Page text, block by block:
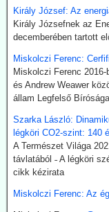
technológiáról” van
hatalmi struktúra
adatközpontjai
2026.07.17.
nyomtatóból?
nyomtatóval
ezt a technológiát
intelligencia (AI)
hajózás megbízható,
egy reaktormagból
tartályból áll, de
Király József: Az
Király Józsefnek az
decemberében tartott
Miskolczi Ferenc:
Miskolczi Ferenc
és Andrew Weawer
állam Legfelső
Szarka László:
légköri CO2-szint: 140
A Természet Világa
távlatából ˗ A légköri
cikk kézirata
Miskolczi Ferenc: Az